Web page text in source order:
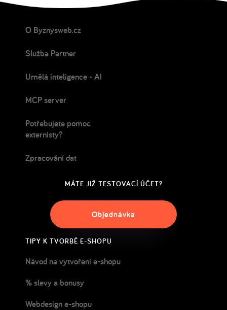
O Byznysweb.cz
Služba Partner
Umělá inteligence - AI
MCP server
Potřebujete pomoc
externisty?
Zpracování dat
MÁTE JIŽ TESTOVACÍ ÚČET?
Objednávka
TIPY K TVORBĚ E-SHOPU
Návod na vytvoření e-shopu
% slevy a bonusy
Webdesign e-shopu